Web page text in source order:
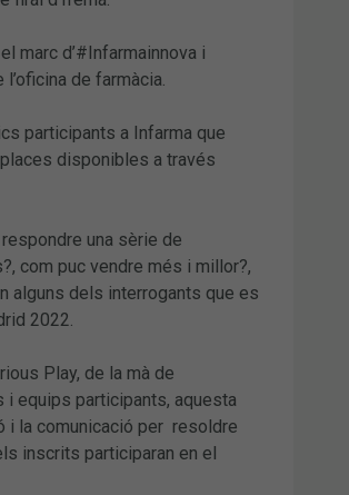
marc d’#Infarmainnova i
de farmàcia.
participants a Infarma que
disponibles a través
una sèrie de
com puc vendre més i millor?,
alguns dels interrogants que es
2022.
Play, de la mà de
i equips participants, aquesta
i la comunicació per resoldre
inscrits participaran en el